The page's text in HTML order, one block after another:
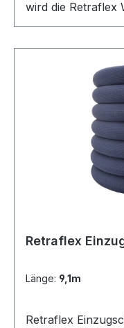
wird die Retraflex
Installationsbox
Höhe 192 mm x
Retraflex
Länge: 9,1m
Retraflex